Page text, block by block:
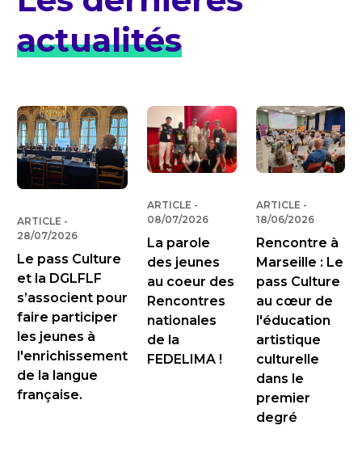
actualités
ARTICLE -
28/07/2026
Le pass Culture
et la DGLFLF
s’associent pour
faire participer
les jeunes à
l'enrichissement
de la langue
française.
ARTICLE-
08/07/2026
La parole
des jeunes
au coeur des
Rencontres
nationales
de la
FEDELIMA !
ARTICLE-
18/06/2026
Rencontre à
Marseille : Le
pass Culture
au cœur de
l'éducation
artistique
culturelle
dans le
premier
degré